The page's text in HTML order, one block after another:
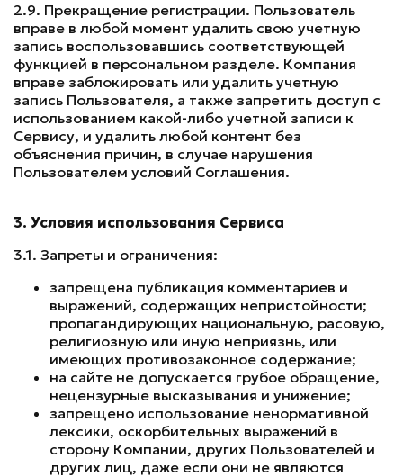
2.9. Прекращение регистрации. Пользователь
вправе в любой момент удалить свою учетную
запись воспользовавшись соответствующей
функцией в персональном разделе. Компания
вправе заблокировать или удалить учетную
запись Пользователя, а также запретить доступ с
использованием какой-либо учетной записи к
Сервису, и удалить любой контент без
объяснения причин, в случае нарушения
Пользователем условий Соглашения.
3. Условия использования Сервиса
3.1. Запреты и ограничения:
запрещена публикация комментариев и
выражений, содержащих непристойности;
пропагандирующих национальную, расовую,
религиозную или иную неприязнь, или
имеющих противозаконное содержание;
на сайте не допускается грубое обращение,
нецензурные высказывания и унижение;
запрещено использование ненормативной
лексики, оскорбительных выражений в
сторону Компании, других Пользователей и
других лиц, даже если они не являются